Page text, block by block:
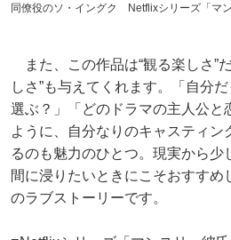
同僚役のソ・イングク Netflixシリーズ「マ
また、この作品は“観る楽しさ”
しさ”も与えてくれます。「自分
選ぶ？」「どのドラマの主人公と
ように、自分なりのキャスティン
るのも魅力のひとつ。現実から少
間に浸りたいときにこそおすすめ
のラブストーリーです。